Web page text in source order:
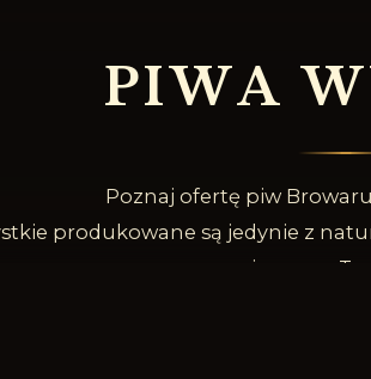
PIWA W
Poznaj ofertę piw
produkowane są jedynie z
naszego piwowara